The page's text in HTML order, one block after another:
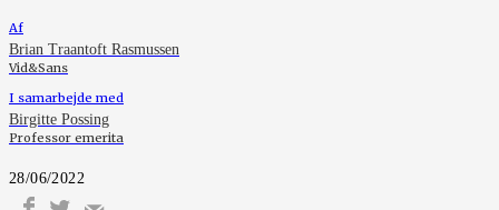
Af
Brian Traantoft Rasmussen
Vid&Sans
I samarbejde med
Birgitte Possing
Professor emerita
28/06/2022